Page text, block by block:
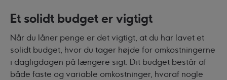
Et solidt budget er vigtigt
Når du låner penge er det vigtigt, at du har lavet et
solidt budget, hvor du tager højde for omkostningerne
i dagligdagen på længere sigt. Dit budget består af
både faste og variable omkostninger, hvoraf nogle